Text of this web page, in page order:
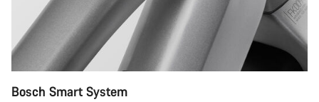
Bosch Smart System